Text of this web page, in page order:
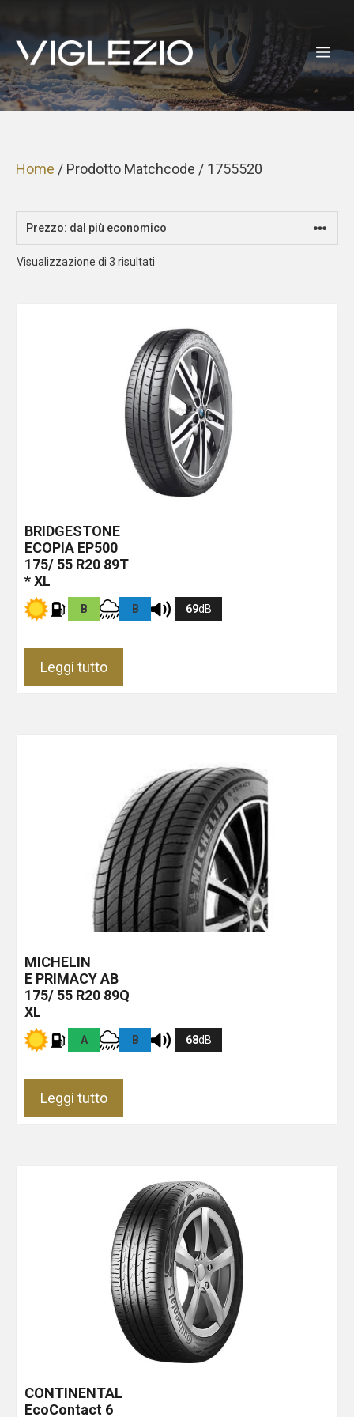
contenuto
Home / Prodotto Matchcode / 1755520
Visualizzazione di 3 risultati
BRIDGESTONE
ECOPIA EP500
175/ 55 R20 89T
* XL
B B 69dB
Leggi tutto
MICHELIN
E PRIMACYAB
175/ 55 R20 89Q
XL
A B 68dB
Leggi tutto
CONTINENTAL
EcoContact 6